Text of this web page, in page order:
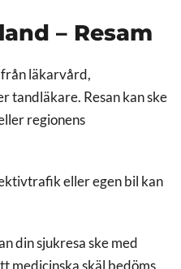
– Resam
från läkarvård,
tandläkare. Resan kan ske
regionens
eller egen bil kan
din sjukresa ske med
medicinska skäl bedöms